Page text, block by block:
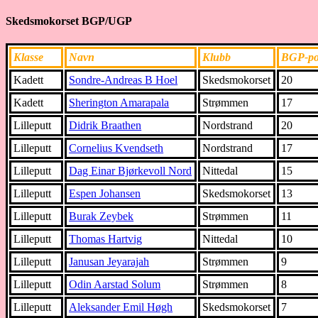
Skedsmokorset BGP/UGP
Klasse Navn Klubb
BGP-
Kadett
Sondre-Andreas B Hoel Skedsmokorset
20
Kadett
Sherington Amarapala Strømmen
17
Lilleputt
Didrik Braathen Nordstrand
20
Lilleputt
Cornelius Kvendseth Nordstrand
17
Lilleputt
Dag Einar Bjørkevoll Nord Nittedal
15
Lilleputt
Espen Johansen Skedsmokorset
13
Lilleputt
Burak Zeybek Strømmen
11
Lilleputt
Thomas Hartvig Nittedal
10
Lilleputt
Janusan Jeyarajah Strømmen
9
Lilleputt
Odin Aarstad Solum Strømmen
8
Lilleputt
Aleksander Emil Høgh Skedsmokorset 7